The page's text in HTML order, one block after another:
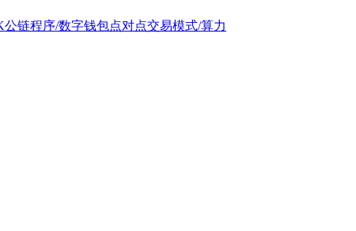
链程序/数字钱包点对点交易模式/算力